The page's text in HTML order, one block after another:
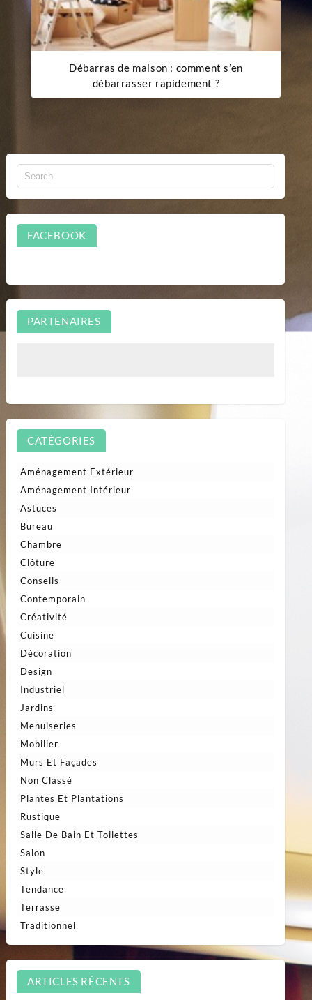
Débarras de maison : comment s’en
débarrasser rapidement ?
FACEBOOK
PARTENAIRES
CATÉGORIES
Aménagement Extérieur
Aménagement Intérieur
Astuces
Bureau
Chambre
Clôture
Conseils
Contemporain
Créativité
Cuisine
Décoration
Design
Industriel
Jardins
Menuiseries
Mobilier
Murs Et Façades
Non Classé
Plantes Et Plantations
Rustique
Salle De Bain Et Toilettes
Salon
Style
Tendance
Terrasse
Traditionnel
ARTICLES RÉCENTS